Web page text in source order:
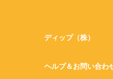
ディップ（株）
ヘルプ＆お問い合わ